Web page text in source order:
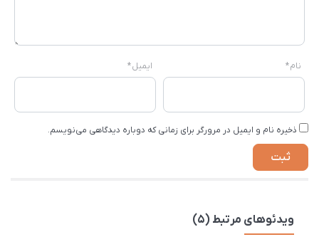
نام* ایمیل*
ذخیره نام و ایمیل در مرورگر برای زمانی که دوباره دیدگاهی می‌نویسم.
ویدئوهای مرتبط (5)